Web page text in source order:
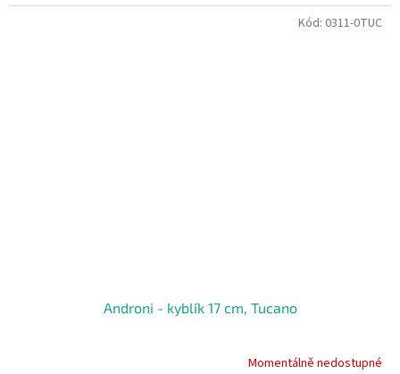
Androni - kyblík 17 cm, Tucano
Momentálně nedostupné
Kód: 0311-0TUC